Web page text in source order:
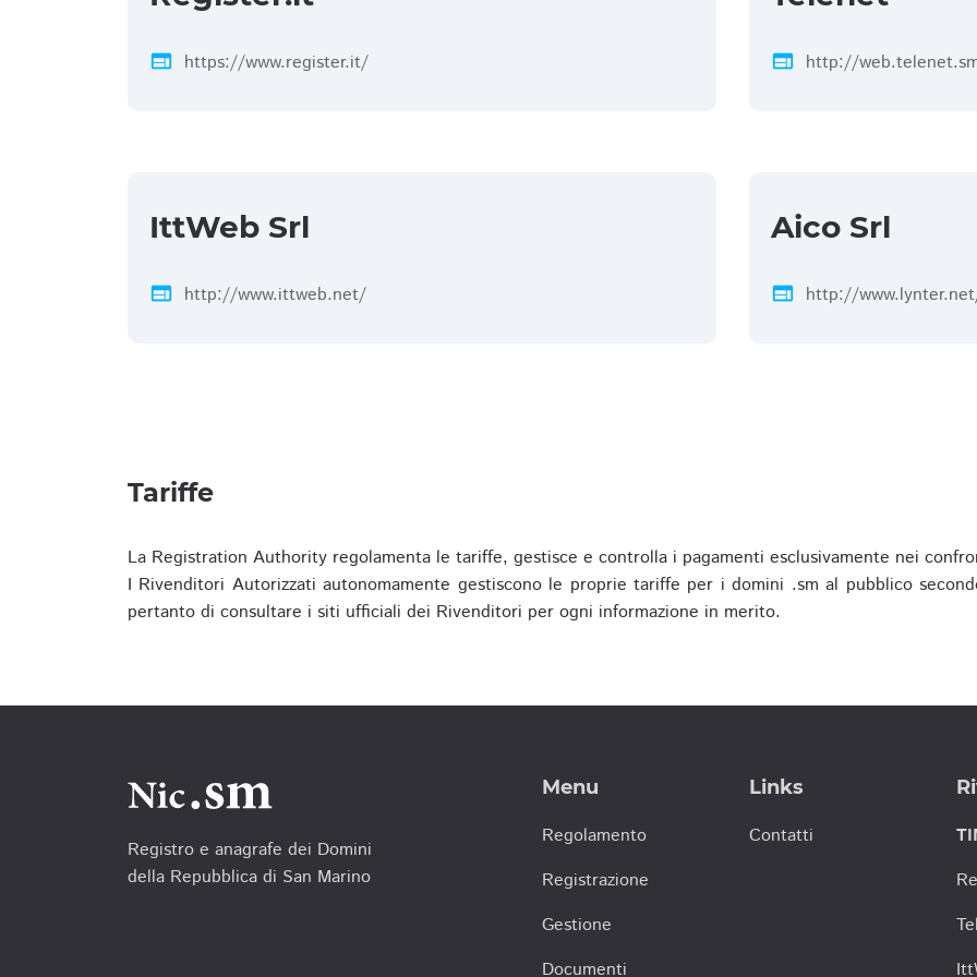
web https://www.register.it/ web http://
IttWeb Srl
web http://www.ittweb.net/
Aico Srl
web http://
Tariffe
La Registration Authority regolamenta le tariffe, gestisce e controlla i pagamenti esclusivamente nei
I Rivenditori Autorizzati autonomamente gestiscono le proprie tariffe per i domini .sm al pubblico
pertanto di consultare i siti ufficiali dei Rivenditori per ogni informazione in merito.
Registro e anagrafe dei Domini
della Repubblica di San Marino
Menu
Regolamento
Registrazione
Gestione
Documenti
Links
Contatti